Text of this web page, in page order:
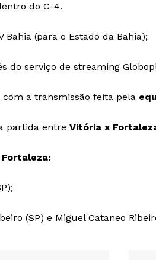
do G-4.
Bahia (para o Estado da Bahia);
do serviço de streaming
com a transmissão feita pela
partida entre Vitória x
(SP) e Miguel Cataneo